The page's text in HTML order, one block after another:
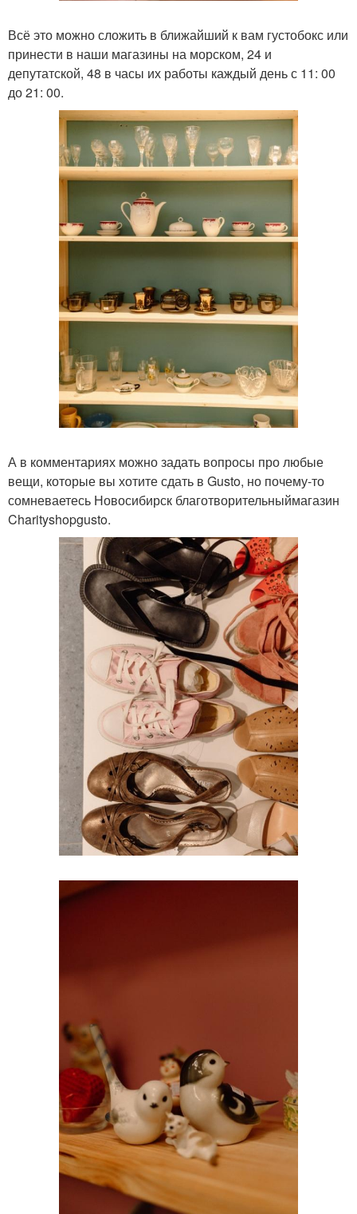
Всё это можно сложить в ближайший к вам густобокс или
принести в наши магазины на морском, 24 и
депутатской, 48 в часы их работы каждый день с 11: 00
до 21: 00.
А в комментариях можно задать вопросы про любые
вещи, которые вы хотите сдать в Gusto, но почему-то
сомневаетесь Новосибирск благотворительныймагазин
Charityshopgusto.